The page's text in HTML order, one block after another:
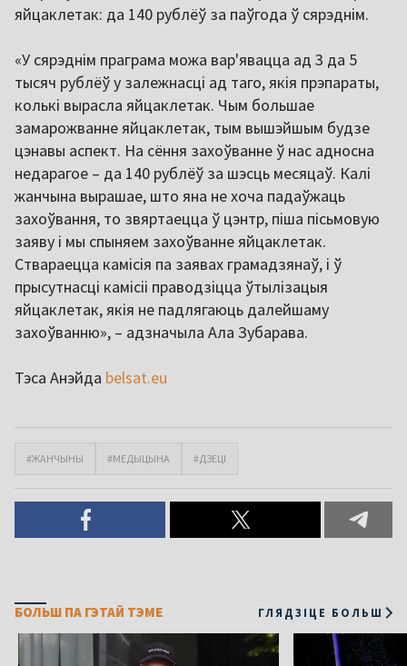
яйцаклетак: да 140 рублёў за паўгода ў сярэднім.
«У сярэднім праграма можа вар'явацца ад 3 да 5
тысяч рублёў у залежнасці ад таго, якія прэпараты,
колькі вырасла яйцаклетак. Чым большае
замарожванне яйцаклетак, тым вышэйшым будзе
цэнавы аспект. На сёння захоўванне ў нас адносна
недарагое – да 140 рублёў за шэсць месяцаў. Калі
жанчына вырашае, што яна не хоча падаўжаць
захоўвання, то звяртаецца ў цэнтр, піша пісьмовую
заяву і мы спыняем захоўванне яйцаклетак.
Ствараецца камісія па заявах грамадзянаў, і ў
прысутнасці камісіі праводзіцца ўтылізацыя
яйцаклетак, якія не падлягаюць далейшаму
захоўванню», – адзначыла Ала Зубарава.
Тэса Анэйда belsat.eu
#ЖАНЧЫНЫ #МЕДЫЦЫНА #ДЗЕЦІ
БОЛЬШ ПА ГЭТАЙ ТЭМЕ ГЛЯДЗІЦЕ БОЛЬШ